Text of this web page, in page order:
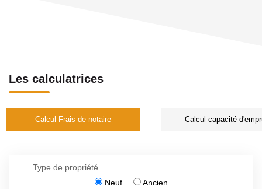
Les calculatrices
Calcul Frais de notaire Calcul capacité